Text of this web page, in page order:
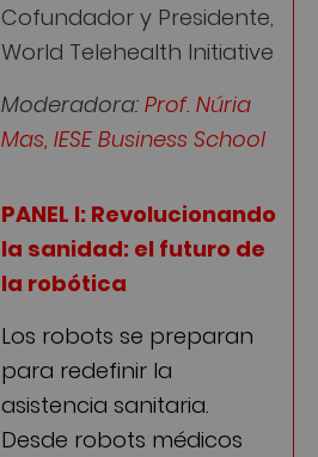
Cofundador y Presidente,
World Telehealth Initiative
Moderadora: Prof. Núria
Mas, IESE Business School
PANEL I: Revolucionando
la sanidad: el futuro de
la robótica
Los robots se preparan
para redefinir la
asistencia sanitaria.
Desde robots médicos